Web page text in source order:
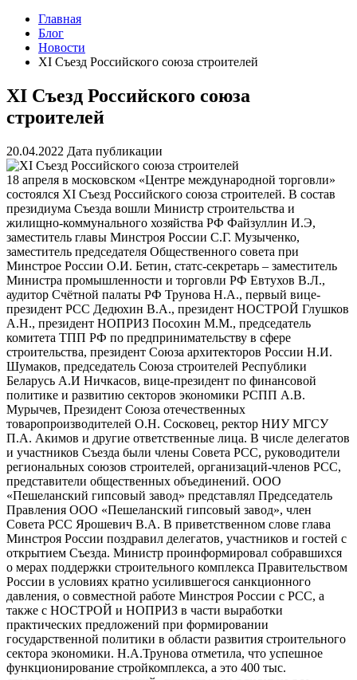
Главная
Блог
Новости
ХI Съезд Российского союза строителей
ХI Съезд Российского союза
строителей
20.04.2022 Дата публикации
18 апреля в московском «Центре международной торговли»
состоялся ХI Съезд Российского союза строителей. В состав
президиума Съезда вошли Министр строительства и
жилищно-коммунального хозяйства РФ Файзуллин И.Э,
заместитель главы Минстроя России С.Г. Музыченко,
заместитель председателя Общественного совета при
Минстрое России О.И. Бетин, статс-секретарь – заместитель
Министра промышленности и торговли РФ Евтухов В.Л.,
аудитор Счётной палаты РФ Трунова Н.А., первый вице-
президент РСС Дедюхин В.А., президент НОСТРОЙ Глушков
А.Н., президент НОПРИЗ Посохин М.М., председатель
комитета ТПП РФ по предпринимательству в сфере
строительства, президент Союза архитекторов России Н.И.
Шумаков, председатель Союза строителей Республики
Беларусь А.И Ничкасов, вице-президент по финансовой
политике и развитию секторов экономики РСПП А.В.
Мурычев, Президент Союза отечественных
товаропроизводителей О.Н. Сосковец, ректор НИУ МГСУ
П.А. Акимов и другие ответственные лица. В числе делегатов
и участников Съезда были члены Совета РСС, руководители
региональных союзов строителей, организаций-членов РСС,
представители общественных объединений. ООО
«Пешеланский гипсовый завод» представлял Председатель
Правления ООО «Пешеланский гипсовый завод», член
Совета РСС Ярошевич В.А. В приветственном слове глава
Минстроя России поздравил делегатов, участников и гостей с
открытием Съезда. Министр проинформировал собравшихся
о мерах поддержки строительного комплекса Правительством
России в условиях кратно усилившегося санкционного
давления, о совместной работе Минстроя России с РСС, а
также с НОСТРОЙ и НОПРИЗ в части выработки
практических предложений при формировании
государственной политики в области развития строительного
сектора экономики. Н.А.Трунова отметила, что успешное
функционирование стройкомплекса, а это 400 тыс.